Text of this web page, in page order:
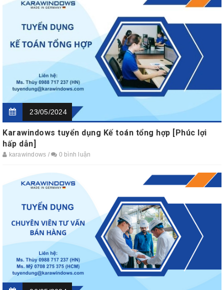
23/05/2024
Karawindows tuyển dụng Kế toán tổng hợp [Phúc lợi
hấp dẫn]
karawindows / 0 bình luận